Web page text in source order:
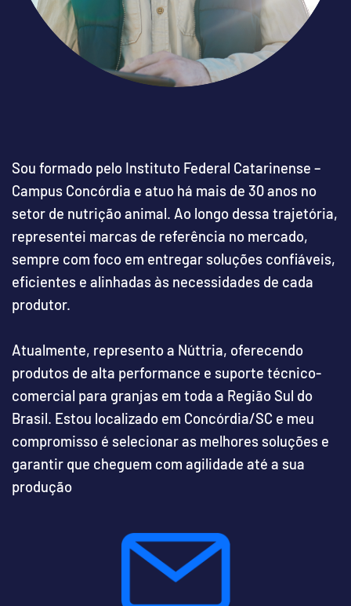
Sou formado pelo Instituto Federal Catarinense –
Campus Concórdia e atuo há mais de 30 anos no
setor de nutrição animal. Ao longo dessa trajetória,
representei marcas de referência no mercado,
sempre com foco em entregar soluções confiáveis,
eficientes e alinhadas às necessidades de cada
produtor.
Atualmente, represento a Núttria, oferecendo
produtos de alta performance e suporte técnico-
comercial para granjas em toda a Região Sul do
Brasil. Estou localizado em Concórdia/SC e meu
compromisso é selecionar as melhores soluções e
garantir que cheguem com agilidade até a sua
produção